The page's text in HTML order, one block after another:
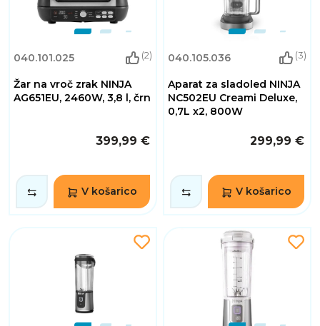
040.101.025 (2)
Žar na vroč zrak NINJA
AG651EU, 2460W, 3,8 l, črn
399,99 €
V košarico
040.105.036 (3)
Aparat za sladoled NINJA
NC502EU Creami Deluxe,
0,7L x2, 800W
299,99 €
V košarico